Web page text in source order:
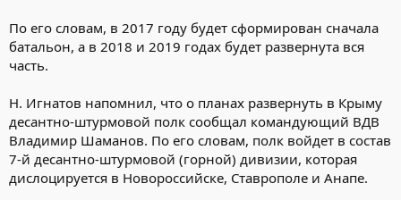
По его словам, в 2017 году будет сформирован сначала
батальон, а в 2018 и 2019 годах будет развернута вся
часть.
Н. Игнатов напомнил, что о планах развернуть в Крыму
десантно-штурмовой полк сообщал командующий ВДВ
Владимир Шаманов. По его словам, полк войдет в состав
7-й десантно-штурмовой (горной) дивизии, которая
дислоцируется в Новороссийске, Ставрополе и Анапе.